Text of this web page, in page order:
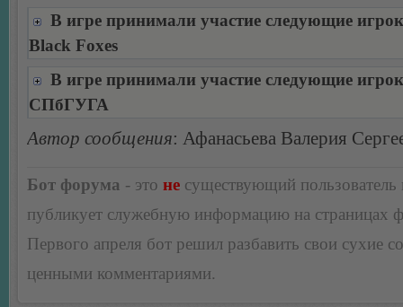
В игре принимали участие следующие
Black Foxes
В игре принимали участие следующие
СПбГУГА
Автор сообщения: Афанасьева Валерия
Бот форума - это не существующий пользователь
публикует служебную информацию на страницах
Первого апреля бот решил разбавить свои сухие
ценными комментариями.